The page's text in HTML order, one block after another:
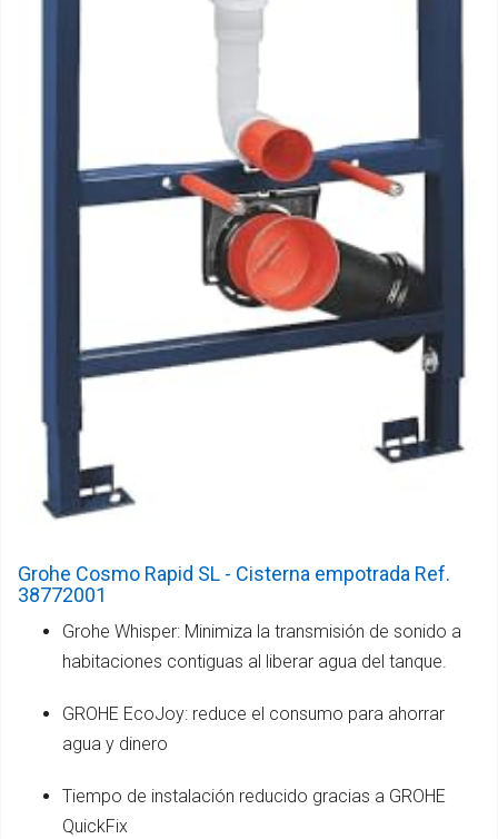
Grohe Cosmo Rapid SL - Cisterna empotrada Ref.
38772001
Grohe Whisper: Minimiza la transmisión de sonido a
habitaciones contiguas al liberar agua del tanque.
GROHE EcoJoy: reduce el consumo para ahorrar
agua y dinero
Tiempo de instalación reducido gracias a GROHE
QuickFix